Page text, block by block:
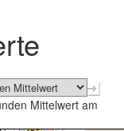
Mittelwert am